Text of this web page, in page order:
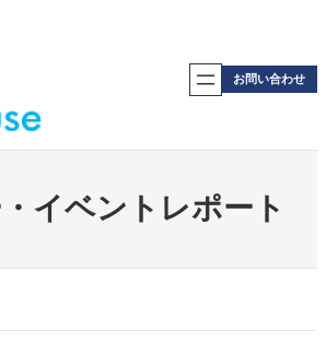
お問い合わせ
イベントレポート